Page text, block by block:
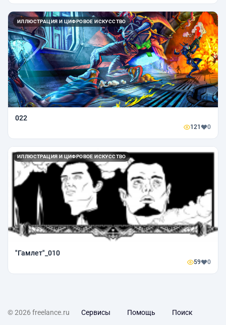
ИЛЛЮСТРАЦИЯ И ЦИФРОВОЕ ИСКУССТВО
022
121 0
ИЛЛЮСТРАЦИЯ И ЦИФРОВОЕ ИСКУССТВО
"Гамлет"_010
59 0
© 2026 freelance.ru Сервисы Помощь Поиск